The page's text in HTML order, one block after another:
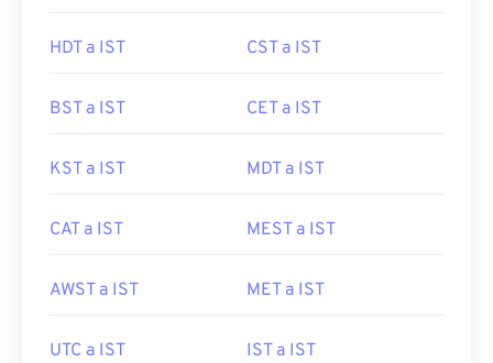
HDT a IST CST a IST
BST a IST CET a IST
KST a IST MDT a IST
CAT a IST MEST a IST
AWST a IST MET a IST
UTC a IST IST a IST